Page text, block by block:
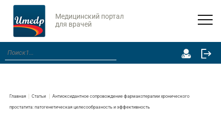
Медицинский портал
для врачей
Главная Статьи Антиоксидантное сопровождение фармакотерапии хронического
простатита: патогенетическая целесообразность и эффективность